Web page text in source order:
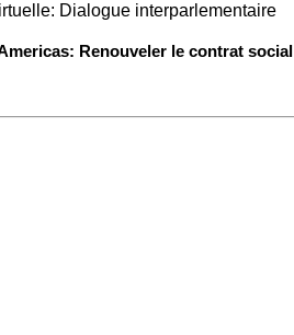
Dialogue interparlementaire
Renouveler le contrat social